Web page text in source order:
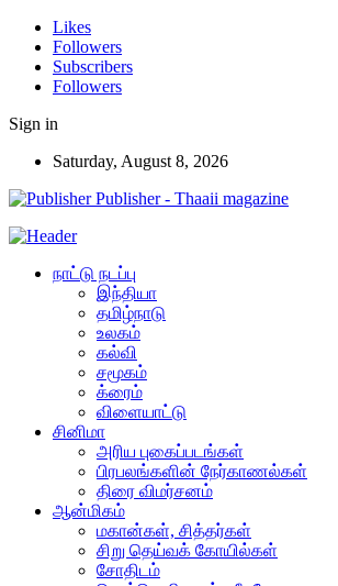
Likes
Followers
Subscribers
Followers
Sign in
Saturday, August 8, 2026
Publisher - Thaaii magazine
நாட்டு நடப்பு
இந்தியா
தமிழ்நாடு
உலகம்
கல்வி
சமூகம்
க்ரைம்
விளையாட்டு
சினிமா
அரிய புகைப்படங்கள்
பிரபலங்களின் நேர்காணல்கள்
திரை விமர்சனம்
ஆன்மிகம்
மகான்கள், சித்தர்கள்
சிறு தெய்வக் கோயில்கள்
சோதிடம்